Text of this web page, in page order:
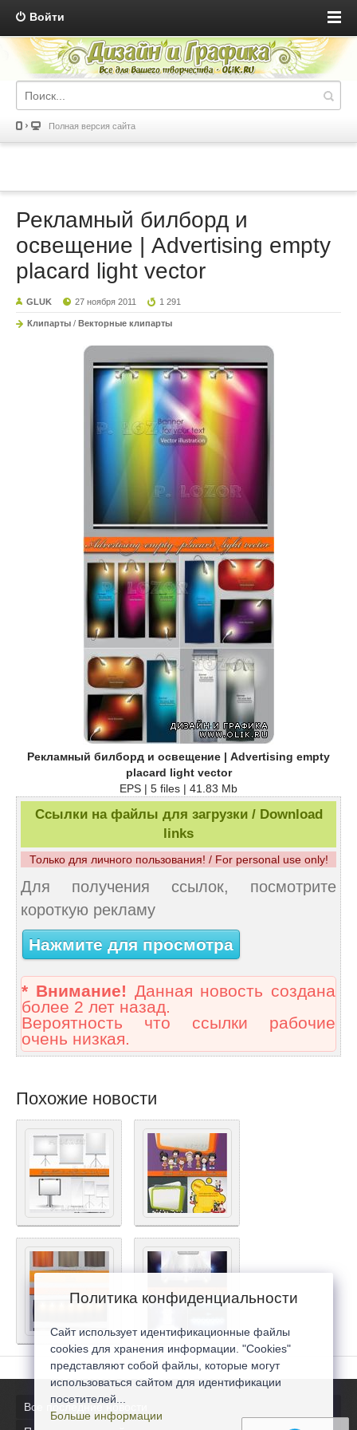
Войти
Полная версия сайта
Рекламный билборд и
освещение | Advertising empty
placard light vector
GLUK 27 ноября 2011 1 291
Клипарты / Векторные клипарты
Рекламный билборд и освещение | Advertising empty
placard light vector
EPS | 5 files | 41.83 Mb
Ссылки на файлы для загрузки / Download
links
Только для личного пользования! / For personal use only!
Для получения ссылок, посмотрите
короткую рекламу
Нажмите для просмотра
* Внимание! Данная новость создана
более 2 лет назад.
Вероятность что ссылки рабочие
очень низкая.
Похожие новости
Все последние новости
Политика конфиденциальности
Сайт использует идентификационные файлы
cookies для хранения информации. "Cookies"
представляют собой файлы, которые могут
использоваться сайтом для идентификации
посетителей...
Больше информации